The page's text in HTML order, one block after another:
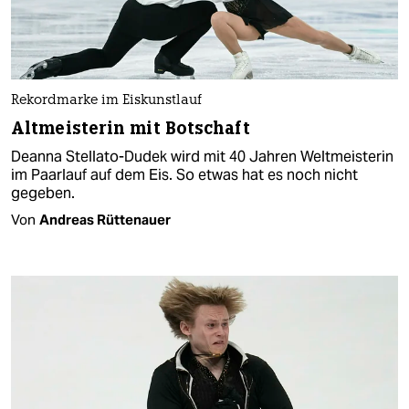
Rekordmarke im Eiskunstlauf
Altmeisterin mit Botschaft
Deanna Stellato-Dudek wird mit 40 Jahren Weltmeisterin
im Paarlauf auf dem Eis. So etwas hat es noch nicht
gegeben.
Von Andreas Rüttenauer